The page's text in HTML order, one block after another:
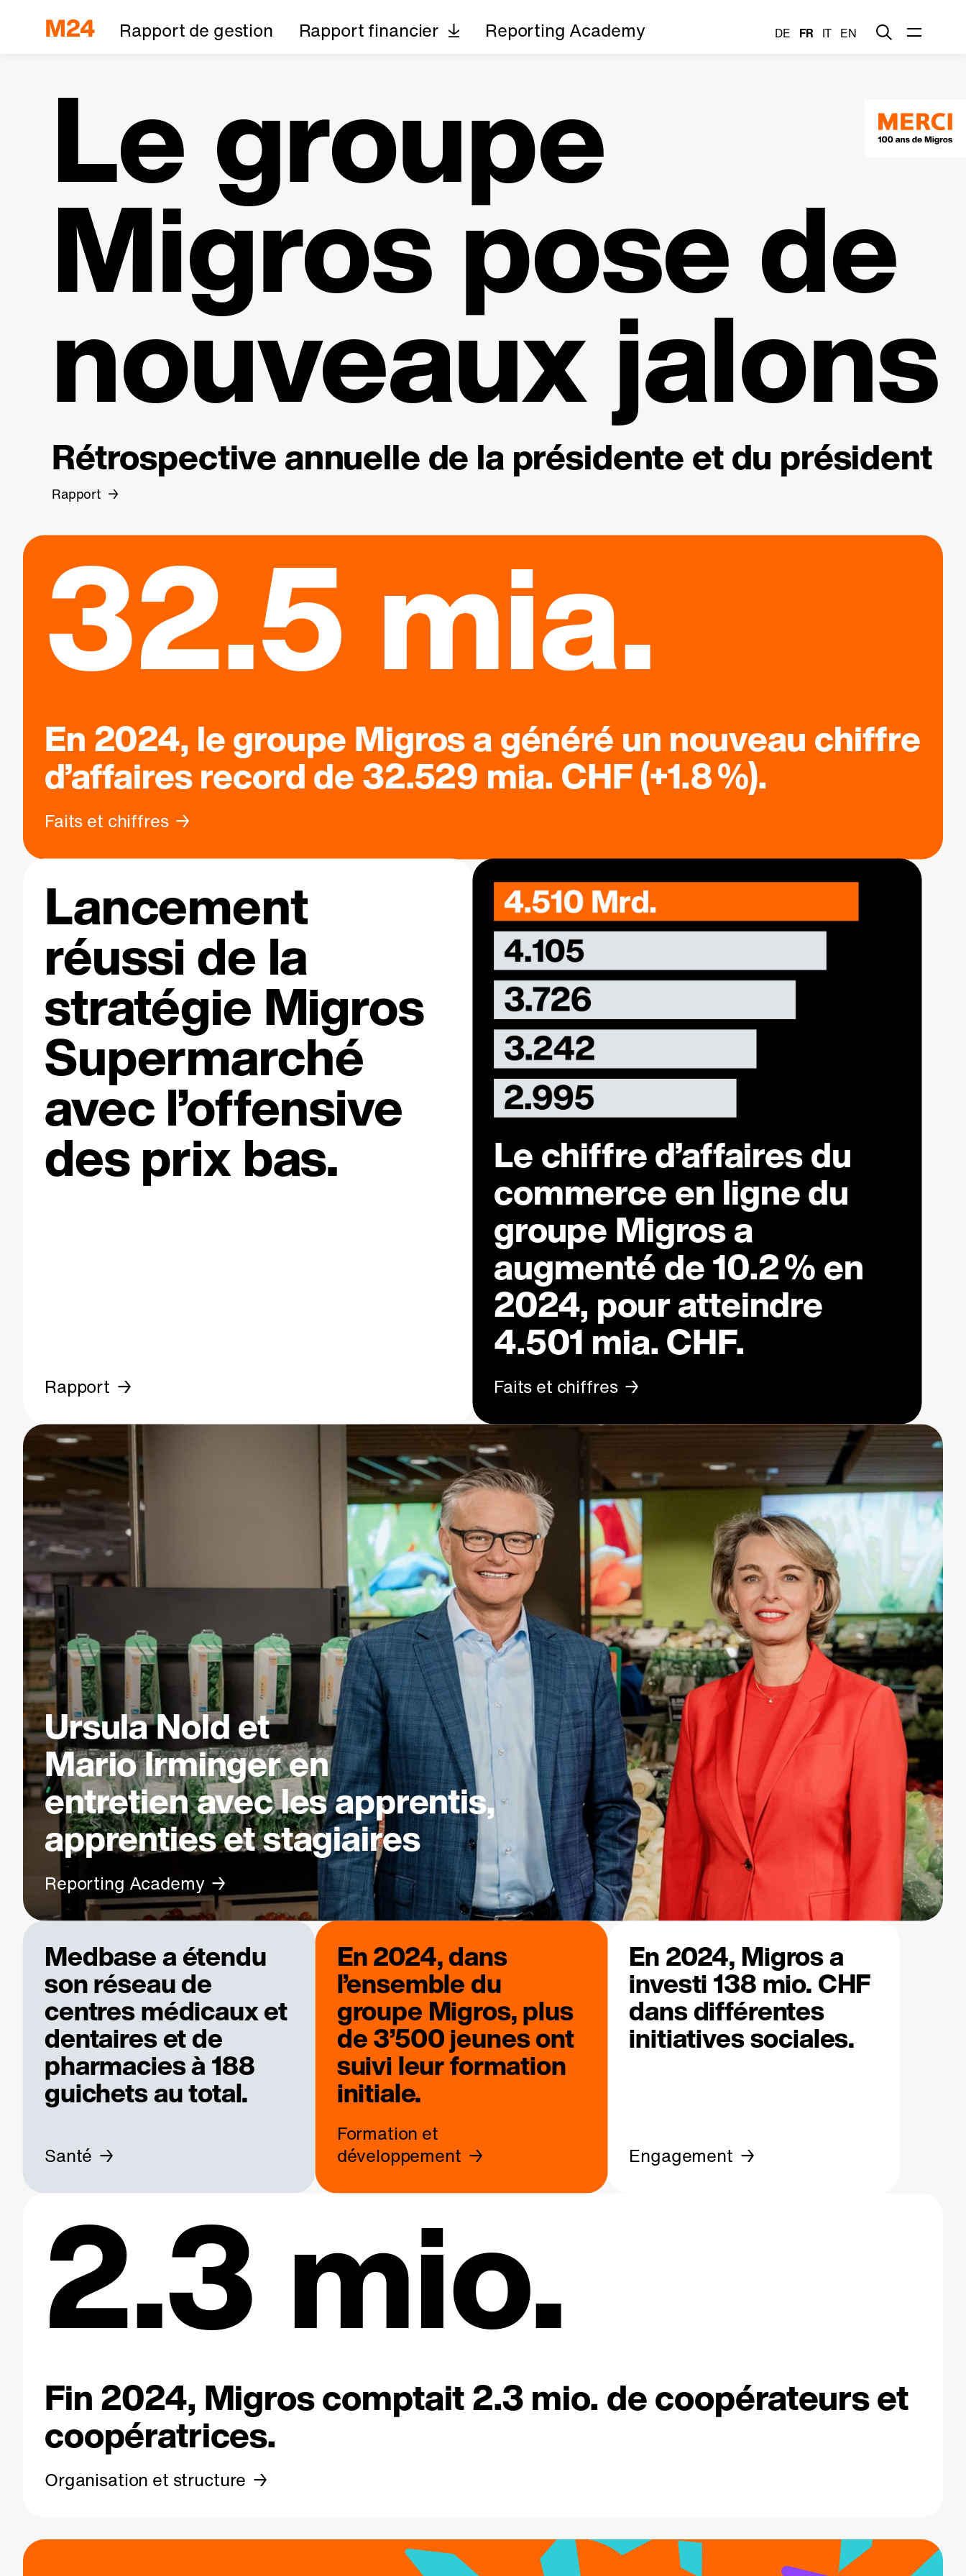
Rapport de gestion Rapport financier Reporting Academy DE FR IT EN
Le groupe
Migros pose de
nouveaux jalons
Rétrospective annuelle de la présidente et du président
Rapport
32.5 mia.
En 2024, le groupe Migros a généré un nouveau chiffre
d’affaires record de 32.529 mia. CHF (+1.8 %).
Faits et chiffres
Lancement
réussi de la
stratégie Migros
Supermarché
avec l’offensive
des prix bas.
Rapport
Le chiffre d’affaires du
commerce en ligne du
groupe Migros a
augmenté de10.2 %en
2024, pour atteindre
4.501 mia. CHF.
Faits et chiffres
Ursula Nold et
Mario Irminger en
entretien avec les apprentis,
apprenties et stagiaires
Reporting Academy
Medbase a étendu
son réseau de
centres médicaux et
dentaires et de
pharmacies à 188
guichets au total.
Santé
En 2024, dans
l’ensemble du
groupe Migros, plus
de 3’500 jeunes ont
suivi leur formation
initiale.
Formation et
développement
En 2024, Migros a
investi 138 mio. CHF
dans différentes
initiatives sociales.
Engagement
2.3 mio.
Fin 2024, Migros comptait 2.3 mio. de coopérateurs et
coopératrices.
Organisation et structure